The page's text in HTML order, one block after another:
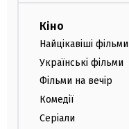
Кіно
Найцікавіші фільми
Українські фільми
Фільми на вечір
Комедії
Серіали